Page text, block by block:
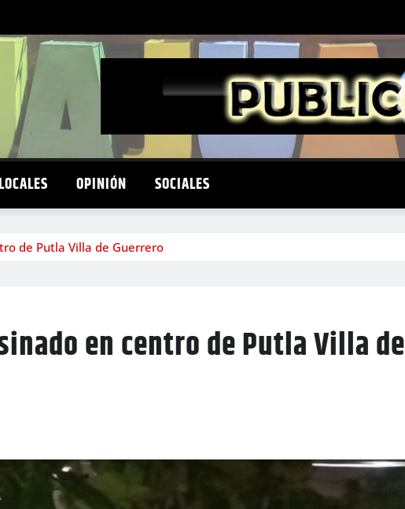
OPINIÓN SOCIALES
de Putla Villa de Guerrero
en centro de Putla Villa de